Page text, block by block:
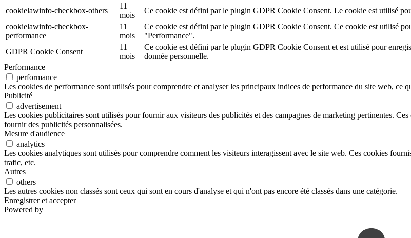
cookielawinfo-checkbox-others
11
mois
Ce cookie est défini par le plugin GDPR Cookie Consent. Le cookie est utilisé
cookielawinfo-checkbox-
performance
11
mois
Ce cookie est défini par le plugin GDPR Cookie Consent. Ce cookie est utilisé
"Performance".
GDPR Cookie Consent
11
mois
Ce cookie est défini par le plugin GDPR Cookie Consent et est utilisé pour
donnée personnelle.
Performance
performance
Les cookies de performance sont utilisés pour comprendre et analyser les principaux indices de performance du site web,
Publicité
advertisement
Les cookies publicitaires sont utilisés pour fournir aux visiteurs des publicités et des campagnes de marketing pertinentes.
fournir des publicités personnalisées.
Mesure d'audience
analytics
Les cookies analytiques sont utilisés pour comprendre comment les visiteurs interagissent avec le site web. Ces cookies
trafic, etc.
Autres
others
Les autres cookies non classés sont ceux qui sont en cours d'analyse et qui n'ont pas encore été classés dans une catégorie.
Enregistrer et accepter
Powered by